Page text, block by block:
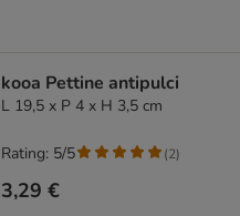
kooa Pettine antipulci
L 19,5 x P 4 x H 3,5 cm
3,29 €
Rating: 5/5 (2)